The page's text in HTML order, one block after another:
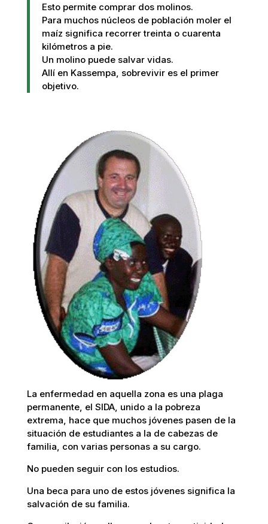
Esto permite comprar dos molinos.
Para muchos núcleos de población moler el
maíz significa recorrer treinta o cuarenta
kilómetros a pie.
Un molino puede salvar vidas.
Allí en Kassempa, sobrevivir es el primer
objetivo.
La enfermedad en aquella zona es una plaga
permanente, el SIDA, unido a la pobreza
extrema, hace que muchos jóvenes pasen de la
situación de estudiantes a la de cabezas de
familia, con varias personas a su cargo.
No pueden seguir con los estudios.
Una beca para uno de estos jóvenes significa la
salvación de su familia.